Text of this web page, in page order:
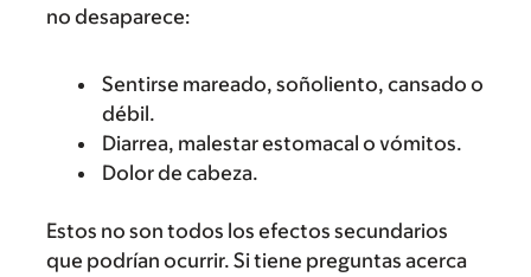
no desaparece:
Sentirse mareado, soñoliento, cansado o
débil.
Diarrea, malestar estomacal o vómitos.
Dolor de cabeza.
Estos no son todos los efectos secundarios
que podrían ocurrir. Si tiene preguntas acerca